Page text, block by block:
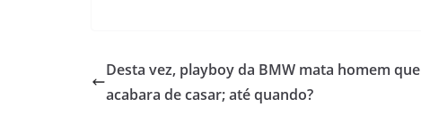
s
A
er b
o
gr
a
l l e
Desta vez, playboy da BMW mata homem que
acabara de casar; até quando?